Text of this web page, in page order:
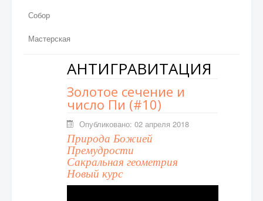
Собор
Мастерская
АНТИГРАВИТАЦИЯ
Золотое сечение и
число Пи (#10)
Опубликовано: 02 апреля 2018
Природа Божией
Премудрости
Сакральная геометрия
Новый курс